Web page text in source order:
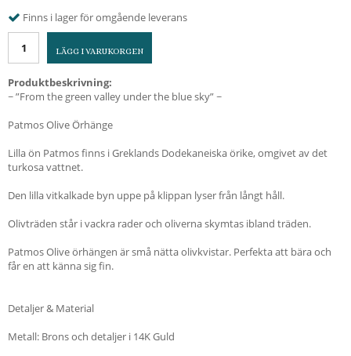
Finns i lager för omgående leverans
LÄGG I VARUKORGEN
Produktbeskrivning:
~ ”From the green valley under the blue sky” ~
Patmos Olive Örhänge
Lilla ön Patmos finns i Greklands Dodekaneiska örike, omgivet av det
turkosa vattnet.
Den lilla vitkalkade byn uppe på klippan lyser från långt håll.
Olivträden står i vackra rader och oliverna skymtas ibland träden.
Patmos Olive örhängen är små nätta olivkvistar. Perfekta att bära och
får en att känna sig fin.
Detaljer & Material
Metall: Brons och detaljer i 14K Guld